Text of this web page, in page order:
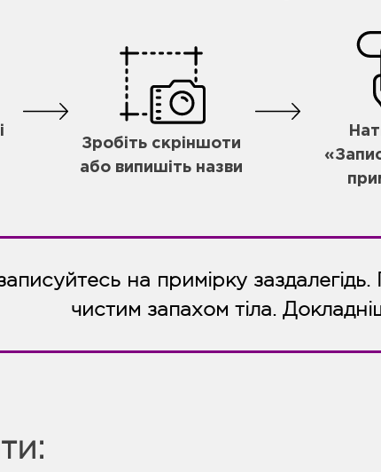
Зробіть скріншоти
або випишіть назви
на примірку
чистим запахом тіла.